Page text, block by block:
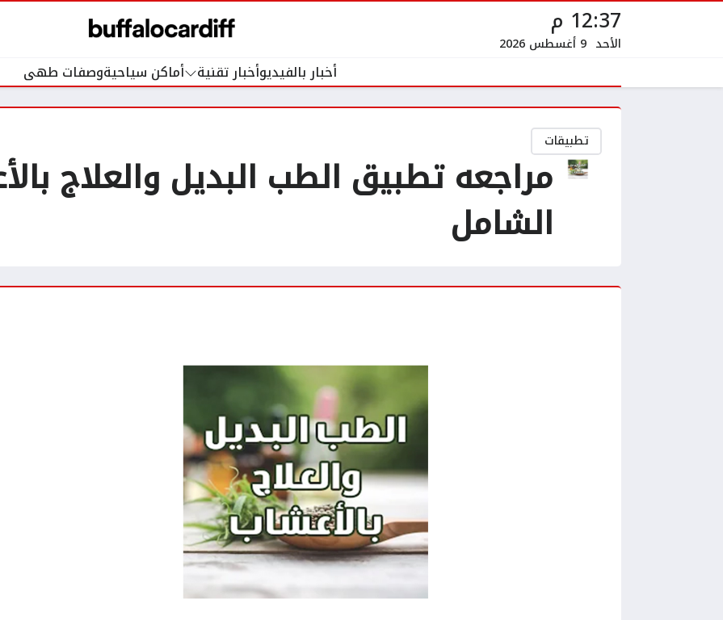
12:37 م
الأحد 9 أغسطس 2026
أخبار بالفيديوأخبار تقنية أماكن سياحيةوصفات طهى
تطبيقات
مراجعه تطبيق الطب البديل والعلاج
الشامل